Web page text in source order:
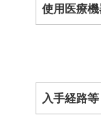
使用医療
入手経路等